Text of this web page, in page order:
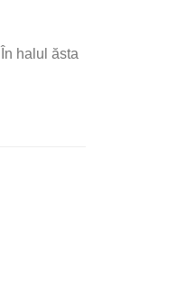
halul ăsta